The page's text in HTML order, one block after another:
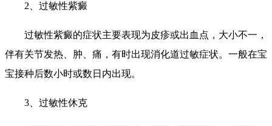
2、过敏性紫癜
过敏性紫癜的症状主要表现为皮疹或出血点，大小不一，
伴有关节发热、肿、痛，有时出现消化道过敏症状。一般在宝
宝接种后数小时或数日内出现。
3、过敏性休克